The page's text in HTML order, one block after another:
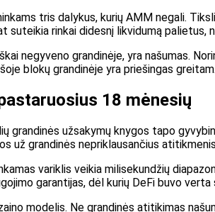
tris dalykus, kurių AMM negali.
suteikia rinkai didesnį likvidumą
negyveno grandinėje, yra našumas.
blokų grandinėje yra priešingas
18 mėnesių
grandinės užsakymų knygos tapo
už grandinės nepriklausančius
variklis veikia milisekundžių
garantijas, dėl kurių DeFi buvo
modelis. Ne grandinės atitikimas